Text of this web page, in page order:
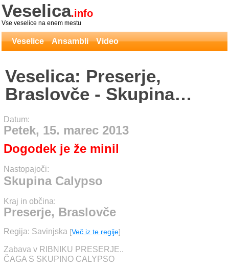
Veselica.info
Vse veselice na enem mestu
Veselice Ansambli Video
Veselica: Preserje,
Braslovče - Skupina
Calypso
Datum:
Petek, 15. marec 2013
Dogodek je že minil
Nastopajoči:
Skupina Calypso
Kraj in občina:
Preserje, Braslovče
Regija: Savinjska [Več iz te regije]
Zabava v RIBNIKU PRESERJE..
ČAGA S SKUPINO CALYPSO